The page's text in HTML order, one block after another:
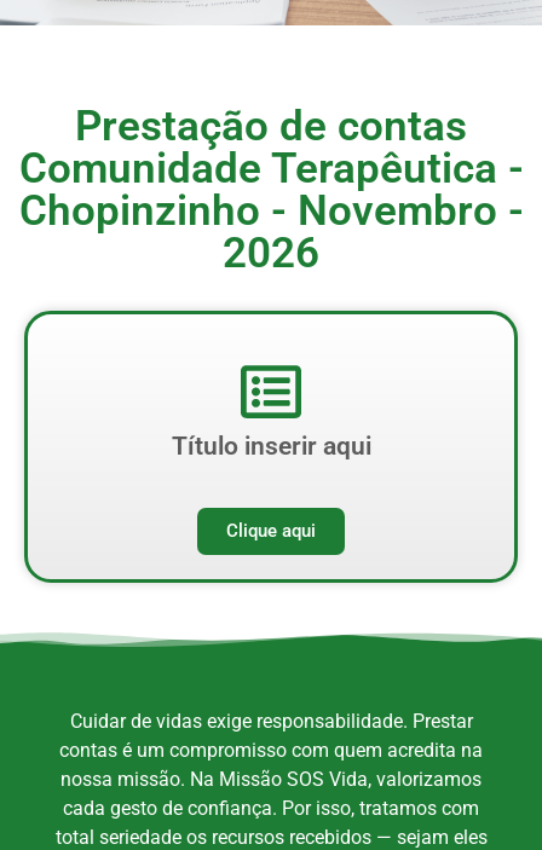
Prestação de contas
Comunidade Terapêutica -
Chopinzinho - Novembro -
2026
Título inserir aqui
Clique aqui
Cuidar de vidas exige responsabilidade. Prestar
contas é um compromisso com quem acredita na
nossa missão. Na Missão SOS Vida, valorizamos
cada gesto de confiança. Por isso, tratamos com
total seriedade os recursos recebidos — sejam eles